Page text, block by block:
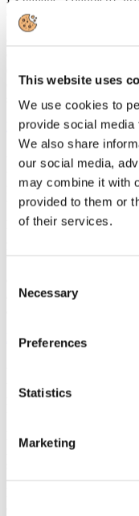
This website uses
We use cookies to
provide social
We also share
our social media,
may combine it with
provided to them or
of their services.
Selection
Necessary
Preferences
Statistics
Marketing
della UIC
organizzazione
stakeholder del settore
Leggi tutto...
Agosto
2026
News 2026
ROTTA SUL
Con l'apertura del
avvicinamento al 66°
Leggi tutto...
2026
Federalismo fiscale: a
Anav e Asstra:
associazioni che in Italia